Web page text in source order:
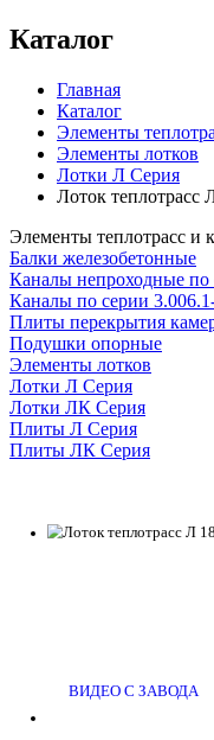
Каталог
Главная
Каталог
Элементы
Элементы лотков
Лотки Л Серия
Лоток теплотрасс
Элементы теплотрасс и
Балки железобетонные
Каналы непроходные
Каналы по серии
Плиты перекрытия
Подушки опорные
Элементы лотков
Лотки Л Серия
Лотки ЛК Серия
Плиты Л Серия
Плиты ЛК Серия